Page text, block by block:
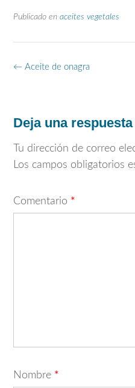
Publicado en aceites vegetales
Navegación
← Aceite de onagra
Deja una respuesta
Tu dirección de correo
Los campos obligatorios
Comentario *
Nombre *